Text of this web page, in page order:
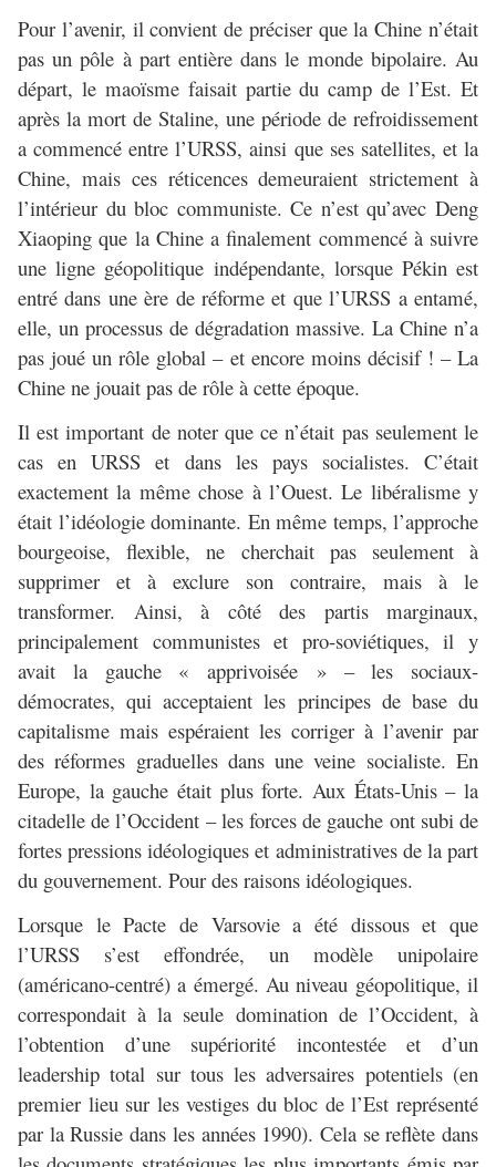
Pour l’avenir, il convient de préciser que la Chine n’était
pas un pôle à part entière dans le monde bipolaire. Au
départ, le maoïsme faisait partie du camp de l’Est. Et
après la mort de Staline, une période de refroidissement
a commencé entre l’URSS, ainsi que ses satellites, et la
Chine, mais ces réticences demeuraient strictement à
l’intérieur du bloc communiste. Ce n’est qu’avec Deng
Xiaoping que la Chine a finalement commencé à suivre
une ligne géopolitique indépendante, lorsque Pékin est
entré dans une ère de réforme et que l’URSS a entamé,
elle, un processus de dégradation massive. La Chine n’a
pas joué un rôle global – et encore moins décisif ! – La
Chine ne jouait pas de rôle à cette époque.
Il est important de noter que ce n’était pas seulement le
cas en URSS et dans les pays socialistes. C’était
exactement la même chose à l’Ouest. Le libéralisme y
était l’idéologie dominante. En même temps, l’approche
bourgeoise, flexible, ne cherchait pas seulement à
supprimer et à exclure son contraire, mais à le
transformer. Ainsi, à côté des partis marginaux,
principalement communistes et pro-soviétiques, il y
avait la gauche « apprivoisée » – les sociaux-
démocrates, qui acceptaient les principes de base du
capitalisme mais espéraient les corriger à l’avenir par
des réformes graduelles dans une veine socialiste. En
Europe, la gauche était plus forte. Aux États-Unis – la
citadelle de l’Occident – les forces de gauche ont subi de
fortes pressions idéologiques et administratives de la part
du gouvernement. Pour des raisons idéologiques.
Lorsque le Pacte de Varsovie a été dissous et que
l’URSS s’est effondrée, un modèle unipolaire
(américano-centré) a émergé. Au niveau géopolitique, il
correspondait à la seule domination de l’Occident, à
l’obtention d’une supériorité incontestée et d’un
leadership total sur tous les adversaires potentiels (en
premier lieu sur les vestiges du bloc de l’Est représenté
par la Russie dans les années 1990). Cela se reflète dans